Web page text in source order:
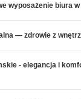
wyposażenie biura
— zdrowie z
- elegancja i